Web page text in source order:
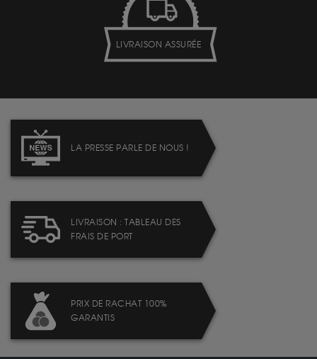
LIVRAISON ASSURÉE
LA PRESSE PARLE DE NOUS !
LIVRAISON : TABLEAU DES
FRAIS DE PORT
PRIX DE RACHAT 100%
GARANTIS